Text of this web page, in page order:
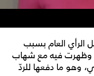
الرأي العام بسبب
وظهرت فيه مع شهاب
وهو ما دفعها للردّ